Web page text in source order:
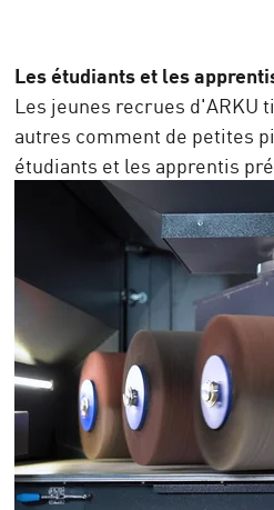
Les étudiants et les
Les jeunes recrues d'ARKU
autres comment de petites
étudiants et les apprentis